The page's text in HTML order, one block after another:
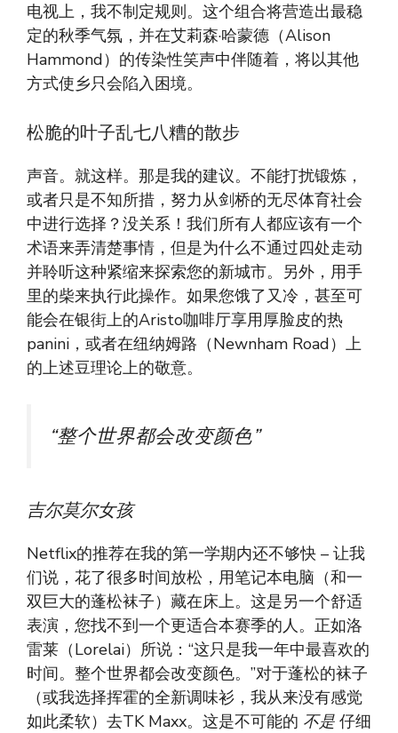
电视上，我不制定规则。这个组合将营造出最稳
定的秋季气氛，并在艾莉森·哈蒙德（Alison
Hammond）的传染性笑声中伴随着，将以其他
方式使乡只会陷入困境。
松脆的叶子乱七八糟的散步
声音。就这样。那是我的建议。不能打扰锻炼，
或者只是不知所措，努力从剑桥的无尽体育社会
中进行选择？没关系！我们所有人都应该有一个
术语来弄清楚事情，但是为什么不通过四处走动
并聆听这种紧缩来探索您的新城市。另外，用手
里的柴来执行此操作。如果您饿了又冷，甚至可
能会在银街上的Aristo咖啡厅享用厚脸皮的热
panini，或者在纽纳姆路（Newnham Road）上
的上述豆理论上的敬意。
“整个世界都会改变颜色”
吉尔莫尔女孩
Netflix的推荐在我的第一学期内还不够快 – 让我
们说，花了很多时间放松，用笔记本电脑（和一
双巨大的蓬松袜子）藏在床上。这是另一个舒适
表演，您找不到一个更适合本赛季的人。正如洛
雷莱（Lorelai）所说：“这只是我一年中最喜欢的
时间。整个世界都会改变颜色。”对于蓬松的袜子
（或我选择挥霍的全新调味衫，我从来没有感觉
如此柔软）去TK Maxx。这是不可能的 不是 仔细